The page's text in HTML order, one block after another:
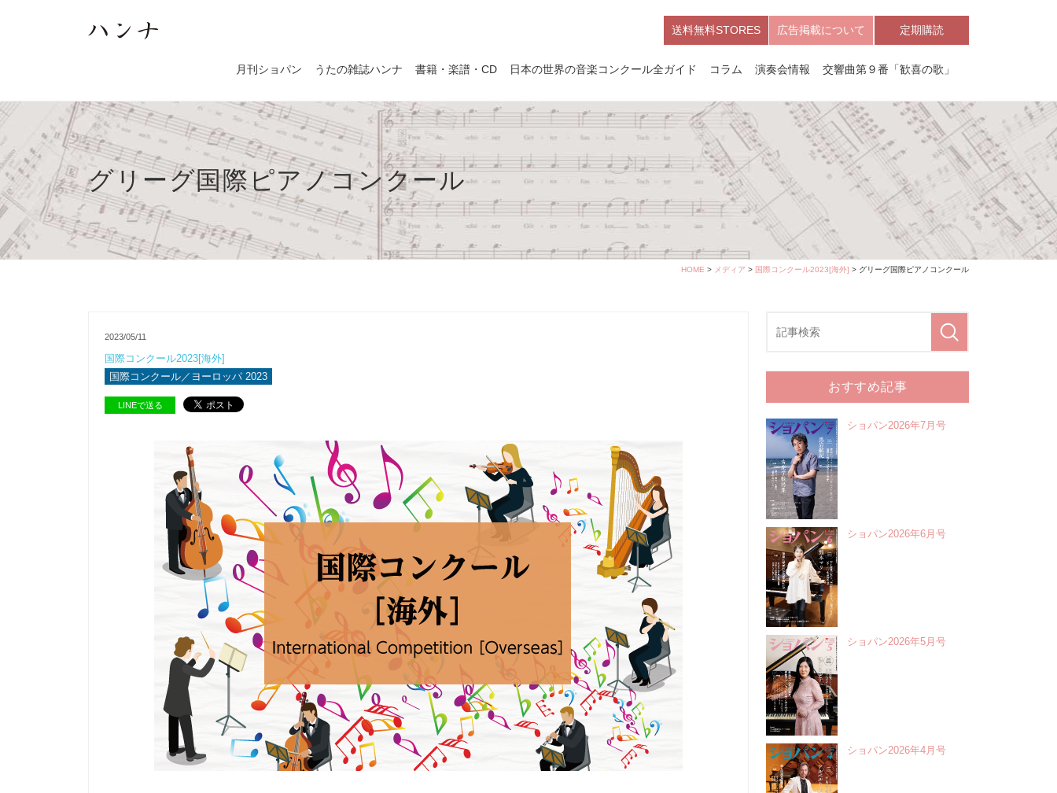
送料無料STORES 広告掲載について 定期購読
月刊ショパン うたの雑誌ハンナ 書籍・楽譜・CD 日本の世界の音楽コンクール全ガイド コラム 演奏会情報 交響曲第９番「歓喜の歌」
グリーグ国際ピアノコンクール
HOME > メディア > 国際コンクール2023[海外] > グリーグ国際ピアノコンクール
2023/05/11
国際コンクール2023[海外]
国際コンクール／ヨーロッパ 2023
LINEで送る
おすすめ記事
ショパン2026年7月号
ショパン2026年6月号
ショパン2026年5月号
ショパン2026年4月号